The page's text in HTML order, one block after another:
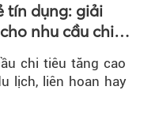
tín dụng: giải
nhu cầu chi
chi tiêu tăng cao
lịch, liên hoan hay